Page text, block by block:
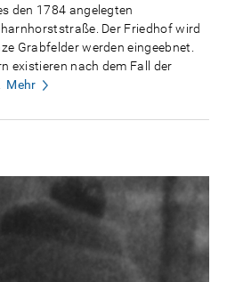
den 1784 angelegten
Der Friedhof wird
Grabfelder werden eingeebnet.
existieren nach dem Fall der
Mehr